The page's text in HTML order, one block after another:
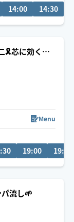
14:00 14:30
🎗️芯に効く施
れの原因を捉
てきたお客様
』って諦め
Menu
19:00 19:30
流し🌱